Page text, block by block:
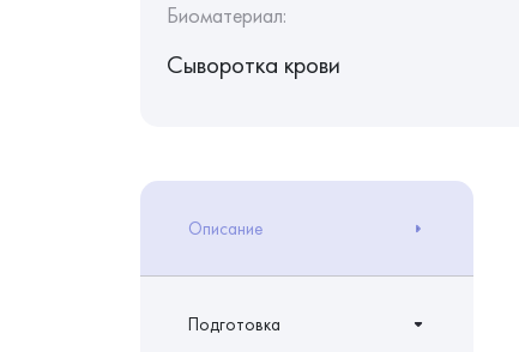
Биоматериал:
Сыворотка крови
Описание
Подготовка